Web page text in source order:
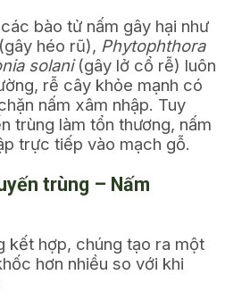
bào tử nấm gây hại như
héo rũ), Phytophthora
solani(gây lở cổ rễ) luôn
rễ cây khỏe mạnh có
nấm xâm nhập. Tuy
trùng làm tổn thương, nấm
trực tiếp vào mạch gỗ.
trùng – Nấm
kết hợp, chúng tạo ra một
hơn nhiều so với khi